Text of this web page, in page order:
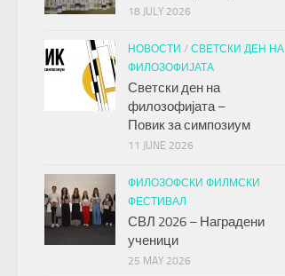
18 JULY 2026
НОВОСТИ / СВЕТСКИ ДЕН НА
ФИЛОЗОФИЈАТА
Светски ден на
филозофијата –
Повик за симпозиум
11 JUNE 2026
ФИЛОЗОФСКИ ФИЛМСКИ
ФЕСТИВАЛ
СВЛ 2026 – Наградени
ученици
25 MAY 2026